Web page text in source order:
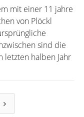
mit einer 11 jahre
von Plöckl
sind die
letzten halben Jahr